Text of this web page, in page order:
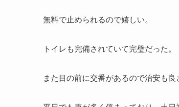
無料で止められるので嬉しい。
トイレも完備されていて完璧だった。
また目の前に交番があるので治安も良